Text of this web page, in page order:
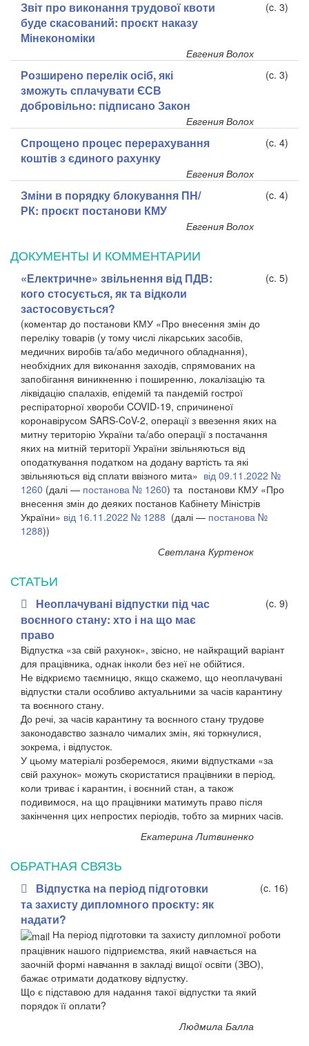
Звіт про виконання трудової квоти
буде скасований: проєкт наказу
Мінекономіки
(c. 3)
Евгения Волох
Розширено перелік осіб, які
зможуть сплачувати ЄСВ
добровільно: підписано Закон
(c. 3)
Евгения Волох
Спрощено процес перерахування
коштів з єдиного рахунку
(c. 4)
Евгения Волох
Зміни в порядку блокування ПН/
РК: проєкт постанови КМУ
(c. 4)
Евгения Волох
ДОКУМЕНТЫ И КОММЕНТАРИИ
«Електричне» звільнення від ПДВ:
кого стосується, як та відколи
застосовується?
(c. 5)
(коментар до постанови КМУ «Про внесення змін до
переліку товарів (у тому числі лікарських засобів,
медичних виробів та/або медичного обладнання),
необхідних для виконання заходів, спрямованих на
запобігання виникненню і поширенню, локалізацію та
ліквідацію спалахів, епідемій та пандемій гострої
респіраторної хвороби COVID-19, спричиненої
коронавірусом SARS-CoV-2, операції з ввезення яких на
митну територію України та/або операції з постачання
яких на митній території України звільняються від
оподаткування податком на додану вартість та які
звільняються від сплати ввізного мита» від 09.11.2022 №
1260 (далі — постанова № 1260) та постанови КМУ «Про
внесення змін до деяких постанов Кабінету Міністрів
України» від 16.11.2022 № 1288 (далі — постанова №
1288))
Светлана Куртенок
СТАТЬИ
Неоплачувані відпустки під час
воєнного стану: хто і на що має
право
(c. 9)
Відпустка «за свій рахунок», звісно, не найкращий варіант
для працівника, однак інколи без неї не обійтися.
Не відкриємо таємницю, якщо скажемо, що неоплачувані
відпустки стали особливо актуальними за часів карантину
та воєнного стану.
До речі, за часів карантину та воєнного стану трудове
законодавство зазнало чималих змін, які торкнулися,
зокрема, і відпусток.
У цьому матеріалі розберемося, якими відпустками «за
свій рахунок» можуть скористатися працівники в період,
коли триває і карантин, і воєнний стан, а також
подивимося, на що працівники матимуть право після
закінчення цих непростих періодів, тобто за мирних часів.
Екатерина Литвиненко
ОБРАТНАЯ СВЯЗЬ
Відпустка на період підготовки
та захисту дипломного проєкту: як
надати?
(c. 16)
На період підготовки та захисту дипломної роботи
працівник нашого підприємства, який навчається на
заочній формі навчання в закладі вищої освіти (ЗВО),
бажає отримати додаткову відпустку.
Що є підставою для надання такої відпустки та який
порядок її оплати?
Людмила Балла